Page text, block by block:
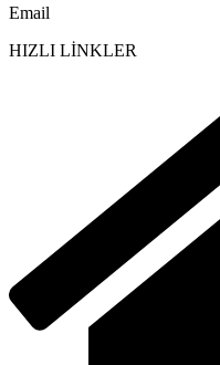
Email
HIZLI LİNKLER